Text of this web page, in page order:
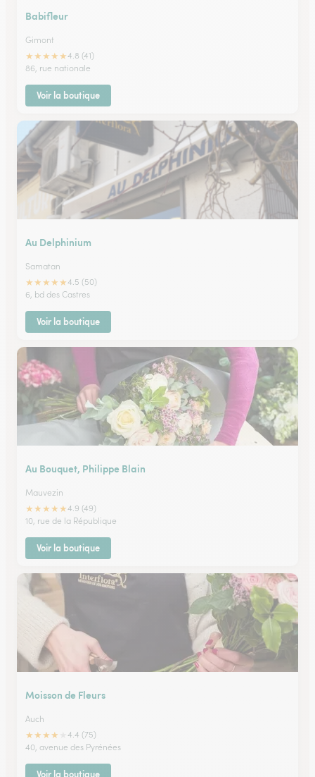
Babifleur
Gimont
★★★★★4.8 (41)
86, rue nationale
Voir la boutique
Au Delphinium
Samatan
★★★★★4.5 (50)
6, bd des Castres
Voir la boutique
Au Bouquet, Philippe Blain
Mauvezin
★★★★★4.9 (49)
10, rue de la République
Voir la boutique
Moisson de Fleurs
Auch
★★★★
4.4 (75)
40, avenue des Pyrénées
Voir la boutique